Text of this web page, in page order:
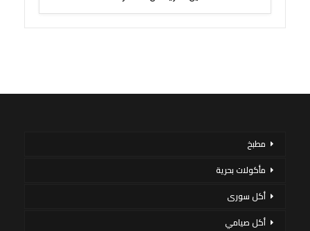
مطبخ
مأكولات بحرية
أكل سورى
أكل صيامي